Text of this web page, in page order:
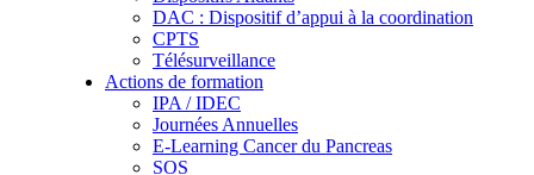
DAC : Dispositif d’appui à la coordination
CPTS
Télésurveillance
Actions de formation
IPA / IDEC
Journées Annuelles
E-Learning Cancer du Pancreas
SOS